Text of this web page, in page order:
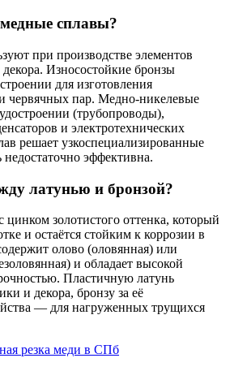
сплавы?
при производстве элементов
Износостойкие бронзы
для изготовления
червячных пар. Медно-никелевые
(трубопроводы),
и электротехнических
решает узкоспециализированные
недостаточно эффективна.
латунью и бронзой?
золотистого оттенка, который
и остаётся стойким к коррозии в
олово (оловянная) или
и обладает высокой
Пластичную латунь
и декора, бронзу за её
— для нагруженных трущихся
резка меди в СПб